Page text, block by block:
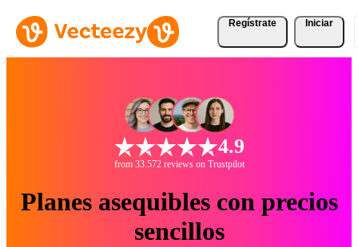
Regístrate Iniciar
4.9
from 33.572 reviews on Trustpilot
Planes asequibles con precios
sencillos